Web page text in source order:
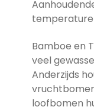
Bamboe en
veel
Anderzijds
loofbomen